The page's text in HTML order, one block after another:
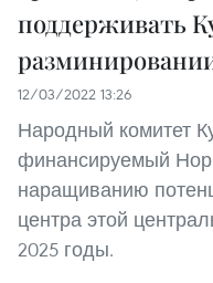
поддерживать
12/03/2022 13:26
Народный комитет
финансируемый
наращиванию
центра этой
2025 годы.